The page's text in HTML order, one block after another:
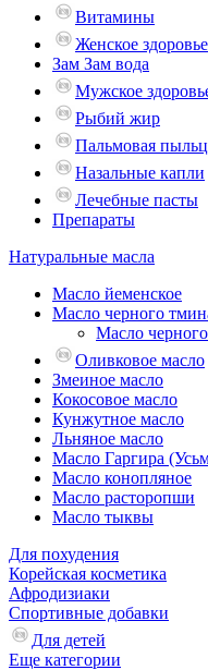
Витамины
Женское здоровье
Зам Зам вода
Мужское
Рыбий жир
Пальмовая
Назальные капли
Лечебные пасты
Препараты
Натуральные масла
Масло йеменское
Масло черного
Масло
Оливковое масло
Змеиное масло
Кокосовое масло
Кунжутное масло
Льняное масло
Масло Гаргира
Масло конопляное
Масло расторопши
Масло тыквы
Для похудения
Корейская косметика
Афродизиаки
Спортивные добавки
Для детей
Еще категории